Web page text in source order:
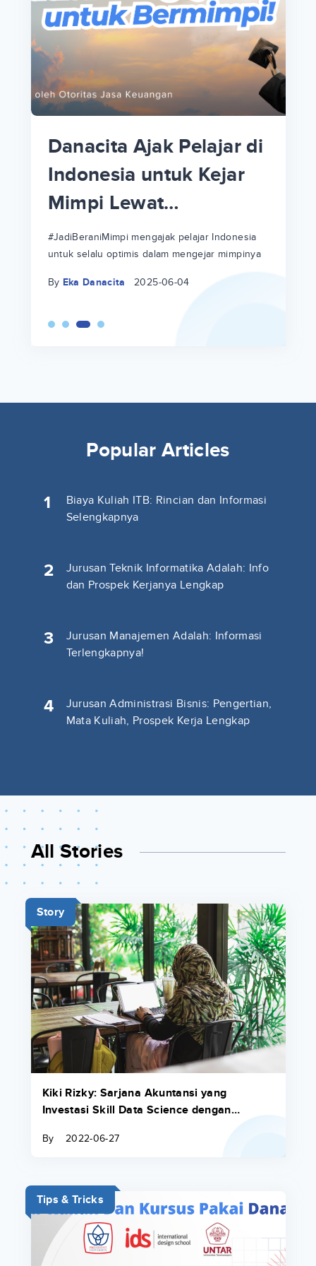
Danacita Ajak Pelajar di
Indonesia untuk Kejar
Mimpi Lewat
#JadiBeraniMimpi
#JadiBeraniMimpi mengajak pelajar Indonesia
untuk selalu optimis dalam mengejar mimpinya
By Eka Danacita 2025-06-04
Popular Articles
1
Biaya Kuliah ITB: Rincian dan Informasi
Selengkapnya
2
Jurusan Teknik Informatika Adalah: Info
dan Prospek Kerjanya Lengkap
3
Jurusan Manajemen Adalah: Informasi
Terlengkapnya!
4
Jurusan Administrasi Bisnis: Pengertian,
Mata Kuliah, Prospek Kerja Lengkap
All Stories
Story
Kiki Rizky: Sarjana Akuntansi yang
Investasi Skill Data Science dengan
By 2022-06-27
Tips & Tricks